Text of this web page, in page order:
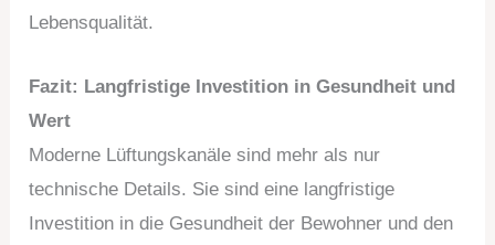
Lebensqualität.
Fazit: Langfristige Investition in Gesundheit und
Wert
Moderne Lüftungskanäle sind mehr als nur
technische Details. Sie sind eine langfristige
Investition in die Gesundheit der Bewohner und den